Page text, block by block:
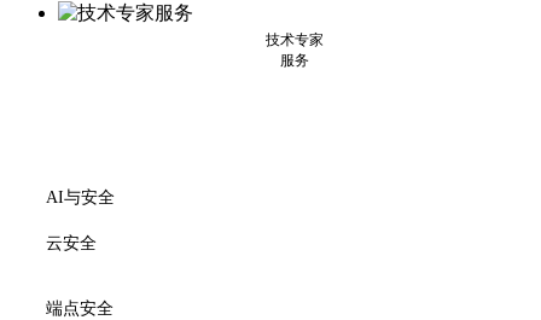
技术专家
服务
AI与安全
云安全
端点安全